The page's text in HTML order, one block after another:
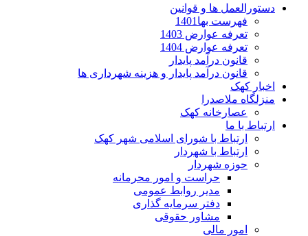
دستورالعمل ها و قوانین
فهرست بها1401
تعرفه عوارض 1403
تعرفه عوارض 1404
قانون درآمد پایدار
قانون درآمد پایدار و هزینه شهرداری ها
اخبار کهک
منزلگاه ملاصدرا
عصارخانه کهک
ارتباط با ما
ارتباط با شورای اسلامی شهر کهک
ارتباط با شهردار
حوزه شهردار
حراست و امور محرمانه
مدیر روابط عمومی
دفتر سرمایه گذاری
مشاور حقوقی
امور مالی